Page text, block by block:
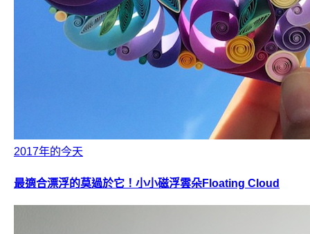
2017年的今天
最適合漂浮的莫過於它！小小磁浮雲朵Floating Cloud